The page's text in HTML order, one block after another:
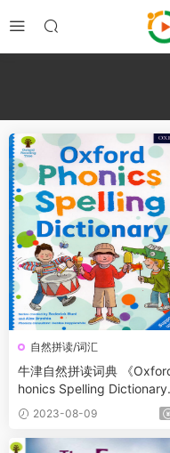
自然拼读/词汇
牛津自然拼读词典 《
honics Spelling Dictionary
及牛津阅读树字典
2023-08-09